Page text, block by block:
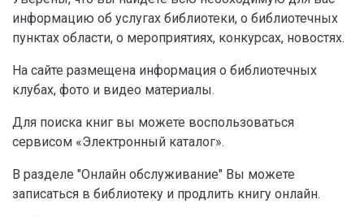
информацию об услугах библиотеки, о библиотечных
пунктах области, о мероприятиях, конкурсах, новостях.
На сайте размещена информация о библиотечных
клубах, фото и видео материалы.
Для поиска книг вы можете воспользоваться
сервисом «Электронный каталог».
В разделе "Онлайн обслуживание" Вы можете
записаться в библиотеку и продлить книгу онлайн.